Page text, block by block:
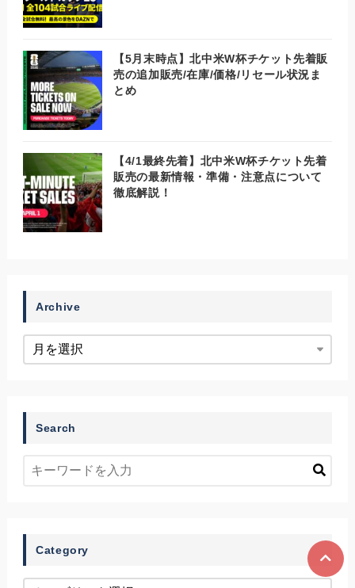
【5月末時点】北中米W杯チケット先着販
売の追加販売/在庫/価格/リセール状況ま
とめ
【4/1最終先着】北中米W杯チケット先着
販売の最新情報・準備・注意点について
徹底解説！
Archive
Search
Category